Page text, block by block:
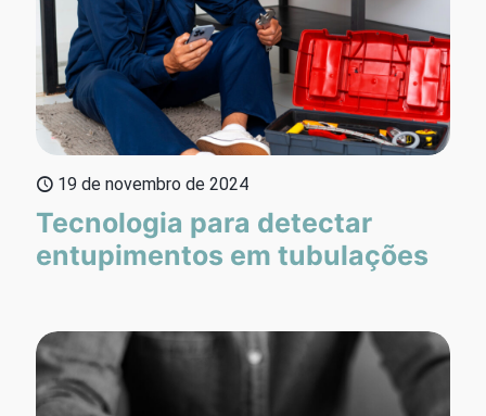
19 de novembro de 2024
Tecnologia para detectar
entupimentos em tubulações